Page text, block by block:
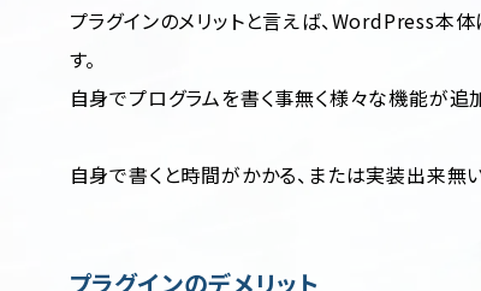
プラグインのメリットと言えば、WordPress
す。
自身でプログラムを書く事無く様々な機能が追
自身で書くと時間がかかる、または実装出来無
プラグインのデメリット